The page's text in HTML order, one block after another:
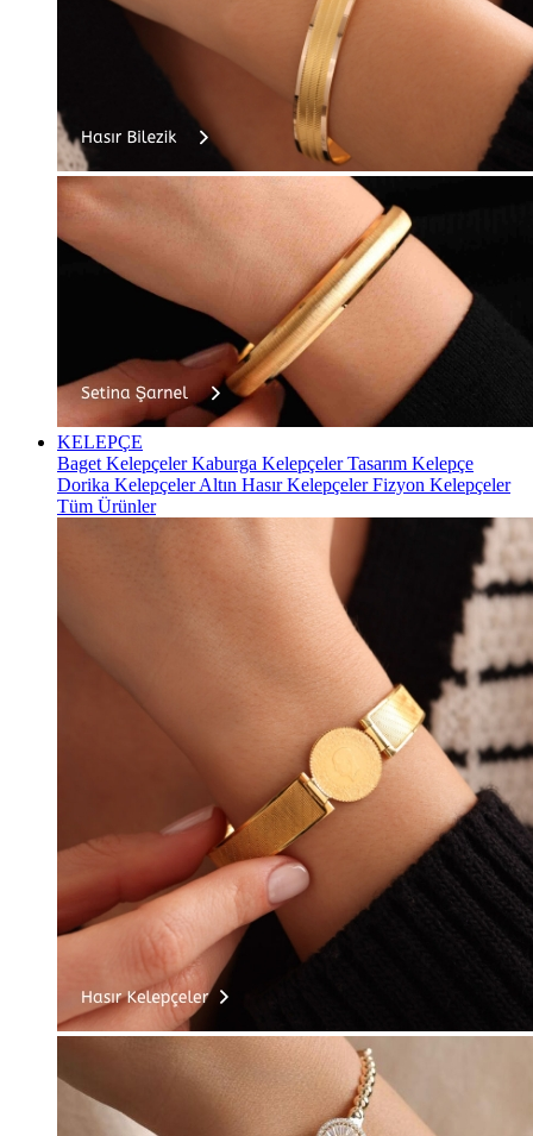
KELEPÇE
Baget KelepçelerKaburga KelepçelerTasarım Kelepçe
Dorika KelepçelerAltın Hasır KelepçelerFizyon Kelepçeler
Tüm Ürünler